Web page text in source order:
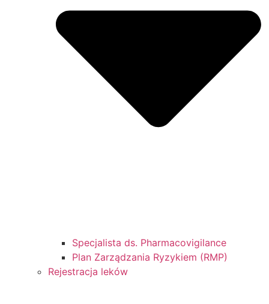
Specjalista ds. Pharmacovigilance
Plan Zarządzania Ryzykiem (RMP)
Rejestracja leków